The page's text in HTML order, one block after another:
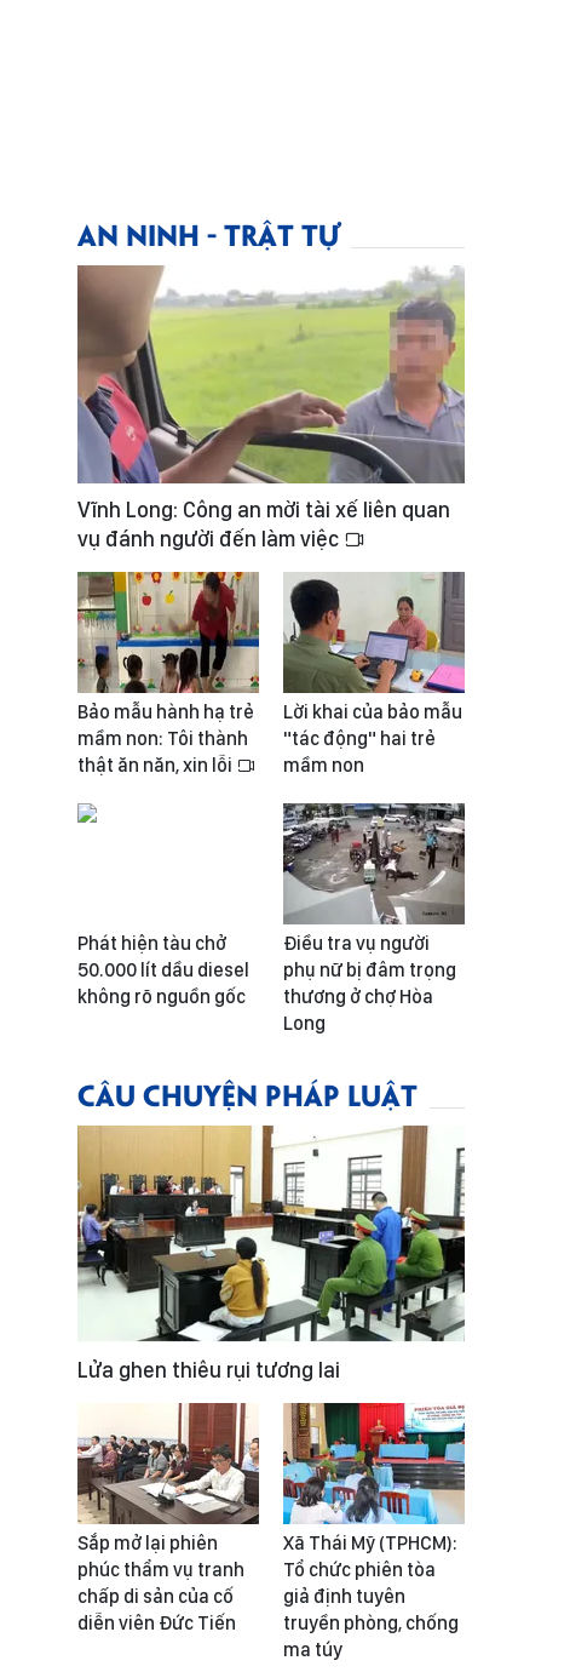
AN NINH - TRẬT TỰ
Vĩnh Long: Công an mời tài xế liên quan
vụ đánh người đến làm việc
Bảo mẫu hành hạ trẻ
mầm non: Tôi thành
thật ăn năn, xin lỗi
Lời khai của bảo mẫu
"tác động" hai trẻ
mầm non
Phát hiện tàu chở
50.000 lít dầu diesel
không rõ nguồn gốc
Điều tra vụ người
phụ nữ bị đâm trọng
thương ở chợ Hòa
Long
CÂU CHUYỆN PHÁP LUẬT
Lửa ghen thiêu rụi tương lai
Sắp mở lại phiên
phúc thẩm vụ tranh
chấp di sản của cố
diễn viên Đức Tiến
Xã Thái Mỹ (TPHCM):
Tổ chức phiên tòa
giả định tuyên
truyền phòng, chống
ma túy